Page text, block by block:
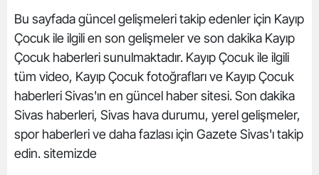
Bu sayfada güncel gelişmeleri takip edenler için Kayıp
Çocuk ile ilgili en son gelişmeler ve son dakika Kayıp
Çocuk haberleri sunulmaktadır. Kayıp Çocuk ile ilgili
tüm video, Kayıp Çocuk fotoğrafları ve Kayıp Çocuk
haberleri Sivas'ın en güncel haber sitesi. Son dakika
Sivas haberleri, Sivas hava durumu, yerel gelişmeler,
spor haberleri ve daha fazlası için Gazete Sivas'ı takip
edin. sitemizde